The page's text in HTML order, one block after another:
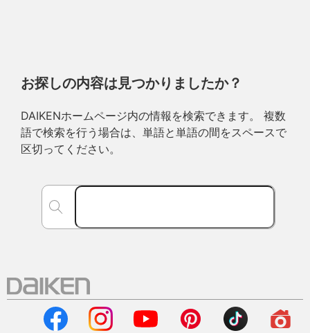
お探しの内容は見つかりましたか？
DAIKENホームページ内の情報を検索できます。 複数
語で検索を行う場合は、単語と単語の間をスペースで
区切ってください。